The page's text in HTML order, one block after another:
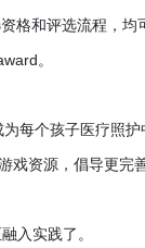
格和评选流程，均
。
每个孩子医疗照
戏资源，倡导更
入实践了。